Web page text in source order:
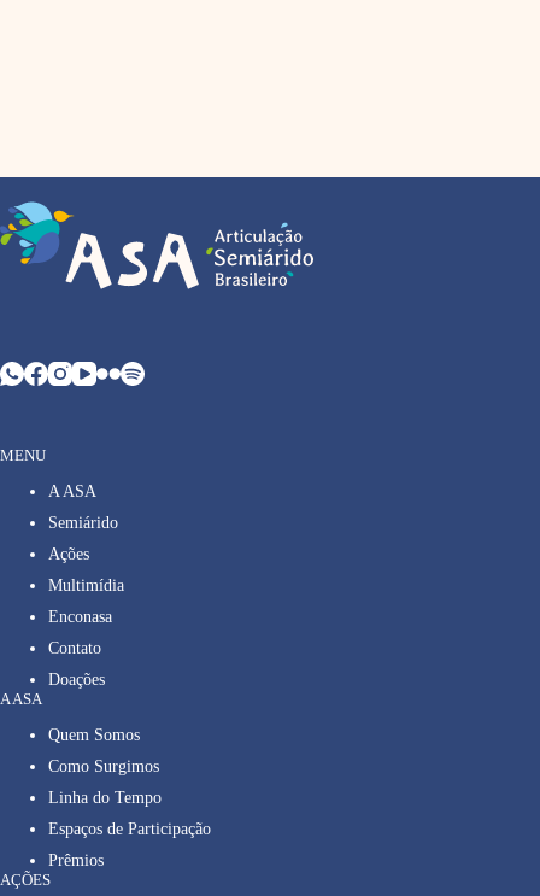
MENU
A ASA
Semiárido
Ações
Multimídia
Enconasa
Contato
Doações
A ASA
Quem Somos
Como Surgimos
Linha do Tempo
Espaços de Participação
Prêmios
AÇÕES